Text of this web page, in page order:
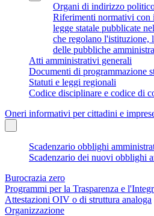
Organi di indirizzo
Riferimenti normativi
legge statale pubblicate
che regolano l'istituzione,
delle pubbliche
Atti amministrativi generali
Documenti di programmazione
Statuti e leggi regionali
Codice disciplinare e codice di
Oneri informativi per cittadini e
Scadenzario obblighi
Scadenzario dei nuovi obblighi
Burocrazia zero
Programmi per la Trasparenza e
Attestazioni OIV o di struttura analoga
Organizzazione